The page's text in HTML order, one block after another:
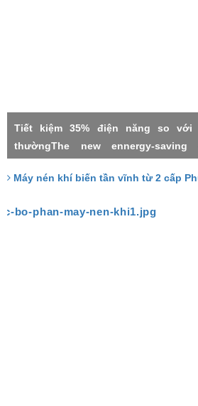
Tiết kiệm 35% điện năng so
thườngThe new ennergy-saving
frequency machineMáy nén khí 2
Máy nén khí biến tần vĩnh từ 2 cấp